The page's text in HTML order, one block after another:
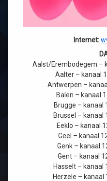
Internet:
Aalst/Erembodegem –
Aalter – kanaal
Antwerpen –
Balen – kanaal
Brugge – kanaal
Brussel – kanaal
Eeklo – kanaal
Geel – kanaal
Genk – kanaal
Gent – kanaal
Hasselt – kanaal
Herzele – kanaal